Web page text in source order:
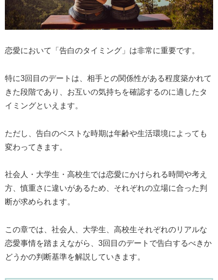
恋愛において「告白のタイミング」は非常に重要です。
特に3回目のデートは、相手との関係性がある程度築かれて
きた段階であり、お互いの気持ちを確認するのに適したタ
イミングといえます。
ただし、告白のベストな時期は年齢や生活環境によっても
変わってきます。
社会人・大学生・高校生では恋愛にかけられる時間や考え
方、慎重さに違いがあるため、それぞれの立場に合った判
断が求められます。
この章では、社会人、大学生、高校生それぞれのリアルな
恋愛事情を踏まえながら、3回目のデートで告白するべきか
どうかの判断基準を解説していきます。